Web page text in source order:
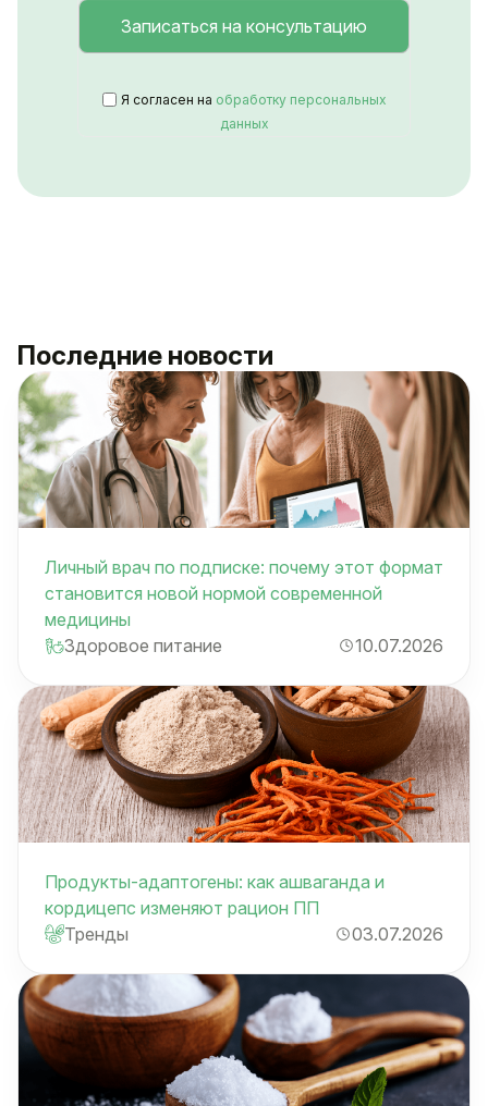
Я согласен на обработку персональных
данных
Последние новости
Личный врач по подписке: почему этот формат
становится новой нормой современной
медицины
Здоровое питание
10.07.2026
Продукты-адаптогены: как ашваганда и
кордицепс изменяют рацион ПП
Тренды
03.07.2026